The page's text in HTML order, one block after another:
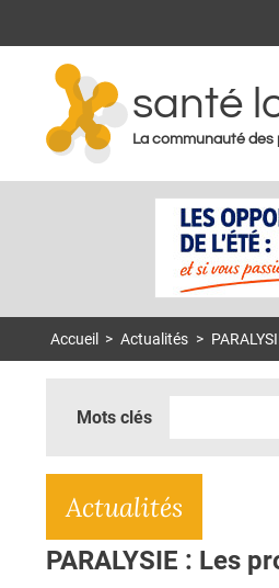
santé
La communauté
Accueil > Actualités >
Mots clés
Actualités
PARALYSIE : Les